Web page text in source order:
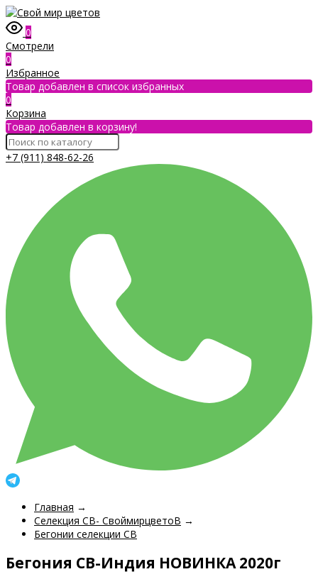
0
Смотрели
0
Избранное
Товар добавлен в список избранных
0
Корзина
Товар добавлен в корзину!
+7 (911) 848-62-26
Главная →
Селекция СВ- СвоймирцветоВ →
Бегонии селекции СВ
Бегония СВ-Индия НОВИНКА 2020г